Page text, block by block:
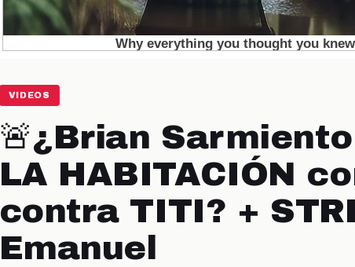
VIDEOS
🚨¿Brian Sarmiento
LA HABITACIÓN
contra TITI? +
Emanuel